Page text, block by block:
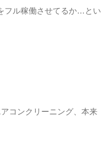
フル稼働させてるか…とい
コンクリーニング、本来